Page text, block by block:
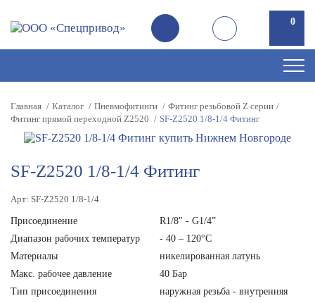
0
Главная Каталог Пневмофитинги
Фитинг резьбовой Z серии
Фитинг прямой переходной Z2520
SF-Z2520 1/8-1/4 Фитинг
SF-Z2520 1/8-1/4 Фитинг
Арт: SF-Z2520 1/8-1/4
Присоединение
R1/8" - G1/4”
Диапазон рабочих температур
- 40 – 120°C
Материалы
никелированная латунь
Макс. рабочее давление
40 Бар
Тип присоединения
наружная резьба - внутренняя